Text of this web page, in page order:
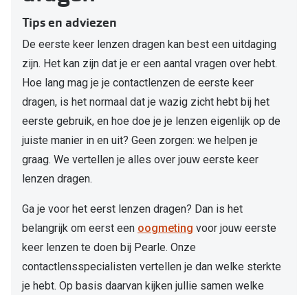
Brilabonnementen
Pearle Bril Plan
Pearle Bril Plan Kids+
Acties
20% korting op een complete bril!
3 voor 1: koop, krijg en geef een bril
Bekijk alle brillenacties
Uitgelicht
Nieuwe collectie
Acties
iWear
Air Optix
Tips en adviezen
De eerste keer lenzen dragen kan best een uitdaging
zijn. Het kan zijn dat je er een aantal vragen over hebt.
Hoe lang mag je je contactlenzen de eerste keer
dragen, is het normaal dat je wazig zicht hebt bij het
eerste gebruik, en hoe doe je je lenzen eigenlijk op de
juiste manier in en uit? Geen zorgen: we helpen je
graag. We vertellen je alles over jouw eerste keer
lenzen dragen.
Ga je voor het eerst lenzen dragen? Dan is het
belangrijk om eerst een oogmeting voor jouw eerste
keer lenzen te doen bij Pearle. Onze
contactlensspecialisten vertellen je dan welke sterkte
je hebt. Op basis daarvan kijken jullie samen welke